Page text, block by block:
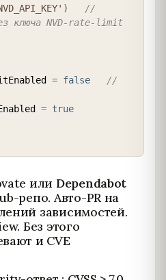
)
//
ключа NVD-rate-limit
= false
//
= true
или Dependabot
репо. Авто-PR на
зависимостей.
Без этого
и CVE